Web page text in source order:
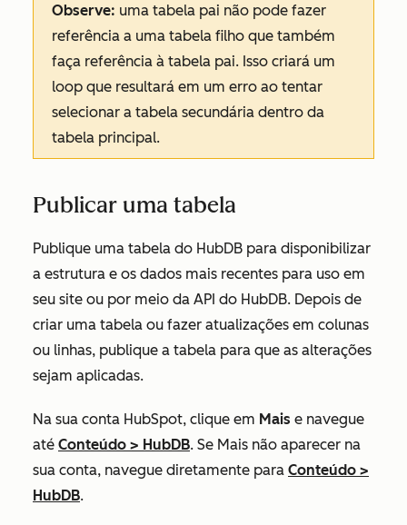
Observe: uma tabela pai não pode fazer
referência a uma tabela filho que também
faça referência à tabela pai. Isso criará um
loop que resultará em um erro ao tentar
selecionar a tabela secundária dentro da
tabela principal.
Publicar uma tabela
Publique uma tabela do HubDB para disponibilizar
a estrutura e os dados mais recentes para uso em
seu site ou por meio da API do HubDB. Depois de
criar uma tabela ou fazer atualizações em colunas
ou linhas, publique a tabela para que as alterações
sejam aplicadas.
Na sua conta HubSpot, clique em Mais e navegue
até Conteúdo > HubDB. Se Mais não aparecer na
sua conta, navegue diretamente para Conteúdo >
HubDB.